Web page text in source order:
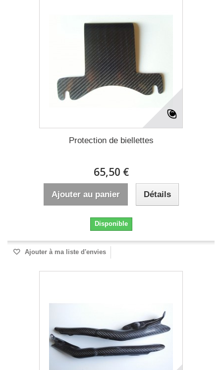
Protection de biellettes
65,50 €
Ajouter au panier Détails
Disponible
Ajouter à ma liste d'envies